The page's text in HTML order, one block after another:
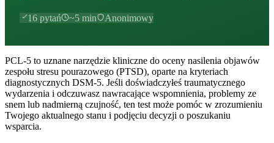
16 pytań ~5 min Anonimowy
PCL-5 to uznane narzędzie kliniczne do oceny nasilenia objawów
zespołu stresu pourazowego (PTSD), oparte na kryteriach
diagnostycznych DSM-5. Jeśli doświadczyłeś traumatycznego
wydarzenia i odczuwasz nawracające wspomnienia, problemy ze
snem lub nadmierną czujność, ten test może pomóc w zrozumieniu
Twojego aktualnego stanu i podjęciu decyzji o poszukaniu
wsparcia.